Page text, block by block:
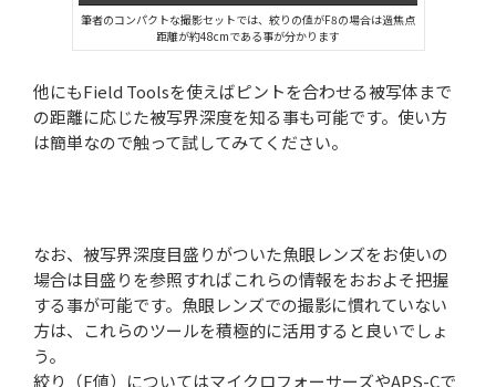
筆者のコンパクトな撮影セットでは、絞りの値がF8の場合は過焦点
距離が約48cmである事が分かります
他にもField Toolsを使えばピントを合わせる被写体まで
の距離に応じた被写界深度を知る事も可能です。使い方
は簡単なので触って試してみてください。
なお、被写界深度目盛りがついた魚眼レンズをお使いの
場合は目盛りを参照すればこれらの情報をおおよそ把握
する事が可能です。魚眼レンズでの撮影に慣れていない
方は、これらのツールを積極的に活用すると良いでしょ
う。
絞り（F値）についてはマイクロフォーサーズやAPS-Cで